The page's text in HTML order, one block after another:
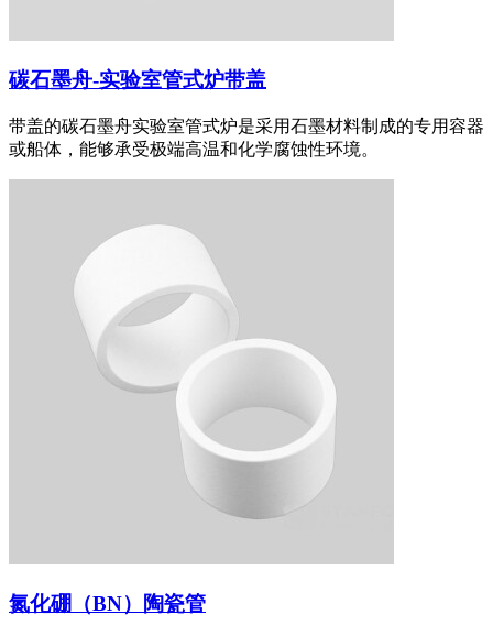
碳石墨舟-实验室管式炉带盖
带盖的碳石墨舟实验室管式炉是采用石墨材料制成的专用容器
或船体，能够承受极端高温和化学腐蚀性环境。
氮化硼（BN）陶瓷管